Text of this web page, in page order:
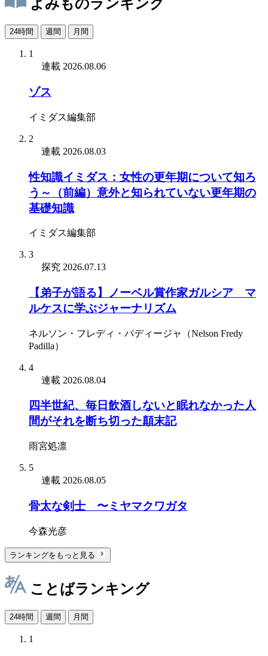
よみものランキング
24時間 週間 月間
1
連載 2026.08.06
ゾス
イミダス編集部
2
連載 2026.08.03
性知識イミダス：女性の更年期について知ろ
う～（前編）意外と知られていない更年期の
基礎知識
イミダス編集部
3
探究 2026.07.13
【弟子が語る】ノーベル賞作家ガルシア゠マ
ルケスに学ぶジャーナリズム
ネルソン・フレディ・パディージャ（Nelson Fredy
Padilla）
4
連載 2026.08.04
四半世紀、毎日飲酒しないと眠れなかった人
間がそれを断ち切った顛末記
雨宮処凛
5
連載 2026.08.05
骨太な剣士 〜ミヤマクワガタ
今森光彦
ランキングをもっと見る
ことばランキング
24時間 週間 月間
1